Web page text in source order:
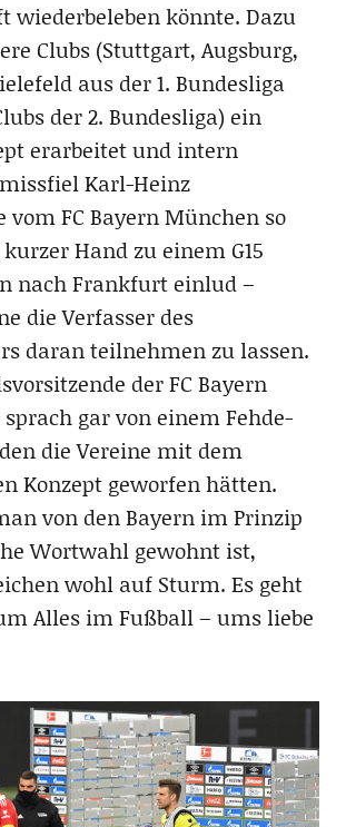
wiederbeleben könnte. Dazu
Clubs (Stuttgart, Augsburg,
aus der 1. Bundesliga
der 2. Bundesliga) ein
erarbeitet und intern
Karl-Heinz
vom FC Bayern München so
Hand zu einem G15
nach Frankfurt einlud –
die Verfasser des
daran teilnehmen zu lassen.
der FC Bayern
gar von einem Fehde-
die Vereine mit dem
Konzept geworfen hätten.
von den Bayern im Prinzip
Wortwahl gewohnt ist,
wohl auf Sturm. Es geht
Alles im Fußball – ums liebe